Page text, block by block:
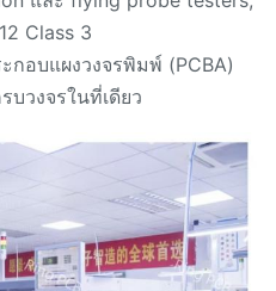
Class 3
กอบแผงวงจรพิมพ์ (PCBA)
วงจรในที่เดียว